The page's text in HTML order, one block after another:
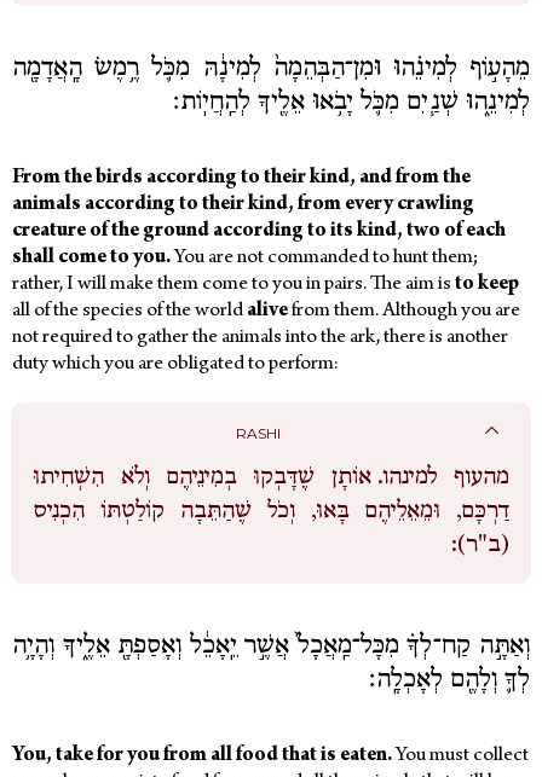
מֵהָע֣וֹף לְמִינֵ֗הוּ וּמִן־הַבְּהֵמָה֙ לְמִינָ֔הּ מִכֹּ֛ל רֶ֥מֶשׂ הָֽאֲדָמָ֖ה
לְמִינֵ֑הוּ שְׁנַ֧יִם מִכֹּ֛ל יָבֹ֥אוּ אֵלֶ֖יךָ לְהַֽחֲיֽוֹת׃
From the birds according to their kind, and from the
animals according to their kind, from every crawling
creature of the ground according to its kind, two of each
shall come to you. You are not commanded to hunt them;
rather, I will make them come to you in pairs.The aim is to keep
all of the species of the world alivefrom them. Although you are
not required to gather the animals into the ark, there is another
duty which you are obligated to perform:
RASHI
מהעוף למינהו. אוֹתָן שֶׁדָּבְקוּ בְמִינֵיהֶם וְלֹא הִשְׁחִיתוּ
דַרְכָּם, וּמֵאֵלֵיהֶם בָּאוּ, וְכֹל שֶׁהַתֵּבָה קוֹלַטְתּוֹ הִכְנִיס
(ב"ר):
וְאַתָּ֣ה קַח־לְךָ֗ מִכָּל־מַֽאֲכָל֙ אֲשֶׁ֣ר יֵֽאָכֵ֔ל וְאָסַפְתָּ֖ אֵלֶ֑יךָ וְהָיָ֥ה
לְךָ֛ וְלָהֶ֖ם לְאָכְלָֽה׃
You, take for you from all food that is eaten. You must collect